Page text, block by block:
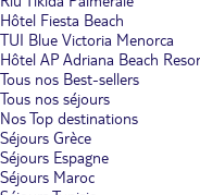
Hôtel Fiesta Beach
TUI Blue Victoria Menorca
Hôtel AP Adriana Beach
Tous nos Best-sellers
Tous nos séjours
Nos Top destinations
Séjours Grèce
Séjours Espagne
Séjours Maroc